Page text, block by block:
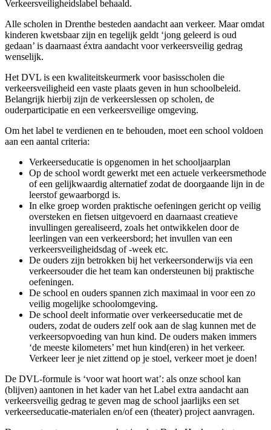
Verkeersveiligheidslabel behaald.
Alle scholen in Drenthe besteden aandacht aan verkeer. Maar omdat
kinderen kwetsbaar zijn en tegelijk geldt ‘jong geleerd is oud
gedaan’ is daarnaast éxtra aandacht voor verkeersveilig gedrag
wenselijk.
Het DVL is een kwaliteitskeurmerk voor basisscholen die
verkeersveiligheid een vaste plaats geven in hun schoolbeleid.
Belangrijk hierbij zijn de verkeerslessen op scholen, de
ouderparticipatie en een verkeersveilige omgeving.
Om het label te verdienen en te behouden, moet een school voldoen
aan een aantal criteria:
Verkeerseducatie is opgenomen in het schooljaarplan
Op de school wordt gewerkt met een actuele verkeersmethode
of een gelijkwaardig alternatief zodat de doorgaande lijn in de
leerstof gewaarborgd is.
In elke groep worden praktische oefeningen gericht op veilig
oversteken en fietsen uitgevoerd en daarnaast creatieve
invullingen gerealiseerd, zoals het ontwikkelen door de
leerlingen van een verkeersbord; het invullen van een
verkeersveiligheidsdag of -week etc.
De ouders zijn betrokken bij het verkeersonderwijs via een
verkeersouder die het team kan ondersteunen bij praktische
oefeningen.
De school en ouders spannen zich maximaal in voor een zo
veilig mogelijke schoolomgeving.
De school deelt informatie over verkeerseducatie met de
ouders, zodat de ouders zelf ook aan de slag kunnen met de
verkeersopvoeding van hun kind. De ouders maken immers
‘de meeste kilometers’ met hun kind(eren) in het verkeer.
Verkeer leer je niet zittend op je stoel, verkeer moet je doen!
De DVL-formule is ‘voor wat hoort wat’: als onze school kan
(blijven) aantonen in het kader van het Label extra aandacht aan
verkeersveilig gedrag te geven mag de school jaarlijks een set
verkeerseducatie-materialen en/of een (theater) project aanvragen.